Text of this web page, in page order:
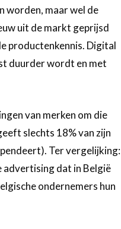
worden, maar wel de
uit de markt geprijsd
productenkennis. Digital
duurder wordt en met
van merken om die
slechts 18% van zijn
Ter vergelijking:
advertising dat in België
ondernemers hun